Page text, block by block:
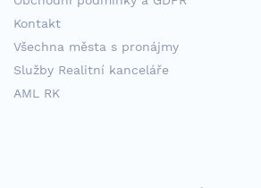
Kontakt
Všechna města s pronájmy
Služby Realitní kanceláře
AML RK